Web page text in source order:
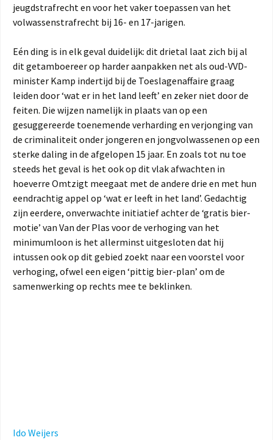
jeugdstrafrecht en voor het vaker toepassen van het
volwassenstrafrecht bij 16- en 17-jarigen.
Eén ding is in elk geval duidelijk: dit drietal laat zich bij al
dit getamboereer op harder aanpakken net als oud-VVD-
minister Kamp indertijd bij de Toeslagenaffaire graag
leiden door ‘wat er in het land leeft’ en zeker niet door de
feiten. Die wijzen namelijk in plaats van op een
gesuggereerde toenemende verharding en verjonging van
de criminaliteit onder jongeren en jongvolwassenen op een
sterke daling in de afgelopen 15 jaar. En zoals tot nu toe
steeds het geval is het ook op dit vlak afwachten in
hoeverre Omtzigt meegaat met de andere drie en met hun
eendrachtig appel op ‘wat er leeft in het land’. Gedachtig
zijn eerdere, onverwachte initiatief achter de ‘gratis bier-
motie’ van Van der Plas voor de verhoging van het
minimumloon is het allerminst uitgesloten dat hij
intussen ook op dit gebied zoekt naar een voorstel voor
verhoging, ofwel een eigen ‘pittig bier-plan’ om de
samenwerking op rechts mee te beklinken.
Ido Weijers